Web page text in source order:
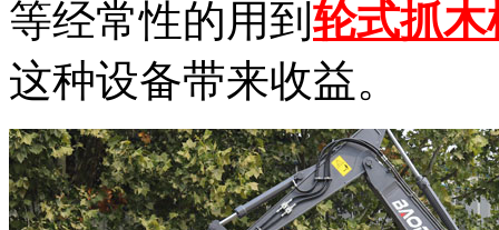
等经常性的用到 轮式抓木
这种设备带来收益。